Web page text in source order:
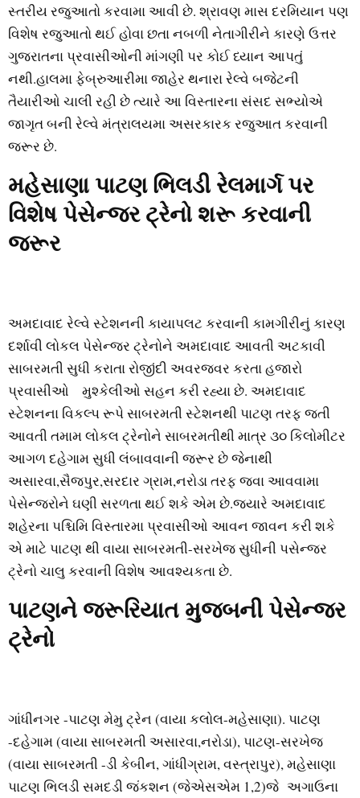
સ્તરીય રજુઆતો કરવામા આવી છે. શ્રાવણ માસ દરમિયાન પણ
વિશેષ રજુઆતો થઈ હોવા છતા નબળી નેતાગીરીને કારણે ઉત્તર
ગુજરાતના પ્રવાસીઓની માંગણી પર કોઈ ધ્યાન આપતું
નથી.હાલમા ફેબ્રુઆરીમા જાહેર થનારા રેલ્વે બજેટની
તૈયારીઓ ચાલી રહી છે ત્યારે આ વિસ્તારના સંસદ સભ્યોએ
જાગૃત બની રેલ્વે મંત્રાલયમા અસરકારક રજુઆત કરવાની
જરૂર છે.
મહેસાણા પાટણ ભિલડી રેલમાર્ગ પર
વિશેષ પેસેન્જર ટ્રેનો શરૂ કરવાની
જરૂર
અમદાવાદ રેલ્વે સ્ટેશનની કાયાપલટ કરવાની કામગીરીનું કારણ
દર્શાવી લોકલ પેસેન્જર ટ્રેનોને અમદાવાદ આવતી અટકાવી
સાબરમતી સુધી કરાતા રોજીંદી અવરજવર કરતા હજારો
પ્રવાસીઓ મુશ્કેલીઓ સહન કરી રહ્યા છે. અમદાવાદ
સ્ટેશનના વિકલ્પ રૂપે સાબરમતી સ્ટેશનથી પાટણ તરફ જતી
આવતી તમામ લોકલ ટ્રેનોને સાબરમતીથી માત્ર ૩૦ કિલોમીટર
આગળ દહેગામ સુધી લંબાવવાની જરૂર છે જેનાથી
અસારવા,સૈજપુર,સરદાર ગ્રામ,નરોડા તરફ જવા આવવામા
પેસેન્જરોને ઘણી સરળતા થઈ શકે એમ છે.જ્યારે અમદાવાદ
શહેરના પશ્ચિમિ વિસ્તારમા પ્રવાસીઓ આવન જાવન કરી શકે
એ માટે પાટણ થી વાયા સાબરમતી-સરખેજ સુધીની પસેન્જર
ટ્રેનો ચાલુ કરવાની વિશેષ આવશ્યકતા છે.
પાટણને જરૂરિયાત મુજબની પેસેન્જર
ટ્રેનો
ગાંધીનગર -પાટણ મેમુ ટ્રેન (વાયા કલોલ-મહેસાણા). પાટણ
-દહેગામ (વાયા સાબરમતી અસારવા,નરોડા), પાટણ-સરખેજ
(વાયા સાબરમતી -ડી કેબીન, ગાંધીગ્રામ, વસ્ત્રાપુર), મહેસાણા
પાટણ ભિલડી સમદડી જંકશન (જેએસએમ 1,2)જે અગાઉના